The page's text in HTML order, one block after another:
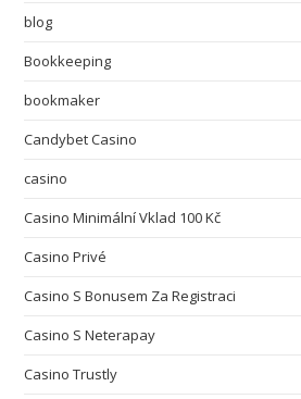
blog
Bookkeeping
bookmaker
Candybet Casino
casino
Casino Minimální Vklad 100 Kč
Casino Privé
Casino S Bonusem Za Registraci
Casino S Neterapay
Casino Trustly